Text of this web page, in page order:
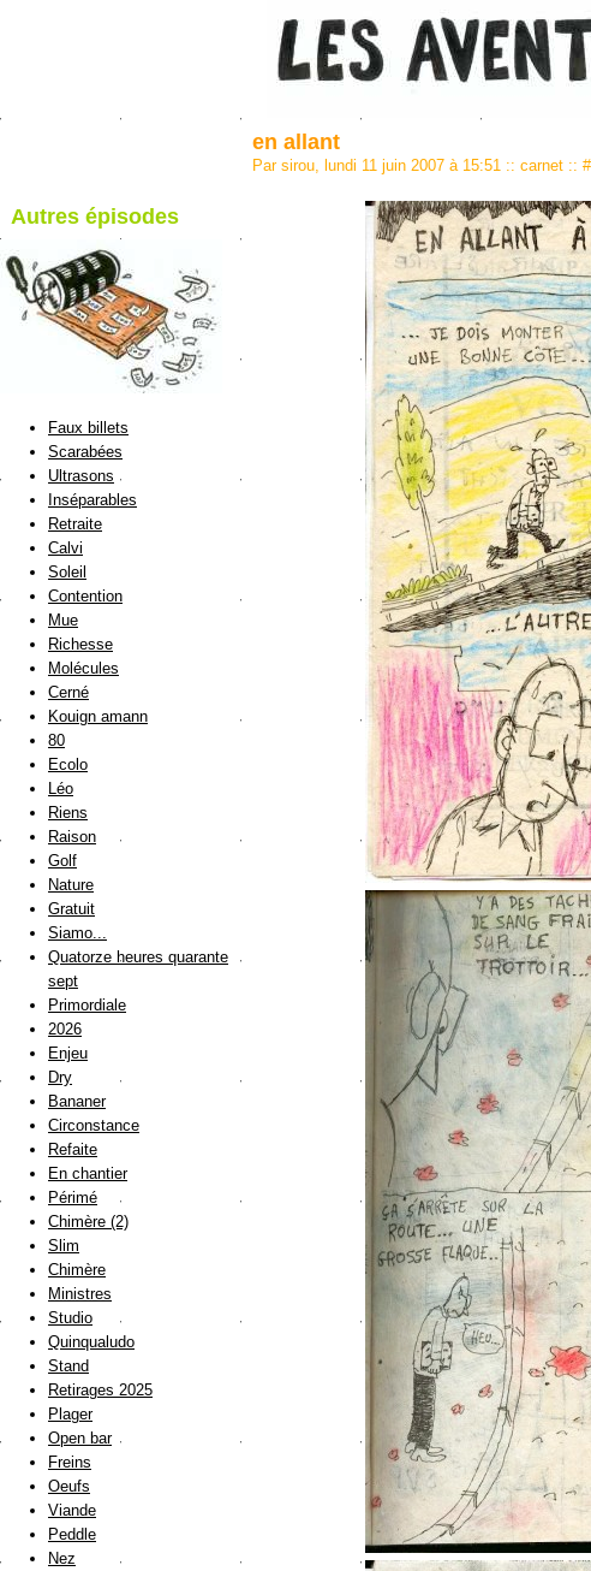
blog de Sirou
en allant
Par sirou, lundi 11 juin 2007 à 15:51 :: carnet ::
Autres épisodes
Faux billets
Scarabées
Ultrasons
Inséparables
Retraite
Calvi
Soleil
Contention
Mue
Richesse
Molécules
Cerné
Kouign amann
80
Ecolo
Léo
Riens
Raison
Golf
Nature
Gratuit
Siamo...
Quatorze heures quarante
sept
Primordiale
2026
Enjeu
Dry
Bananer
Circonstance
Refaite
En chantier
Périmé
Chimère (2)
Slim
Chimère
Ministres
Studio
Quinqualudo
Stand
Retirages 2025
Plager
Open bar
Freins
Oeufs
Viande
Peddle
Nez